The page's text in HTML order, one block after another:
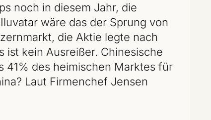
noch in diesem Jahr, die
wäre das der Sprung von
die Aktie legte nach
ist kein Ausreißer. Chinesische
41% des heimischen Marktes für
Laut Firmenchef Jensen